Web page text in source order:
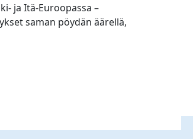
ja Itä-Euroopassa –
saman pöydän äärellä,